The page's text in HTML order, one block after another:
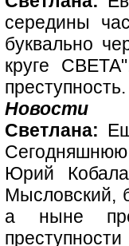
середины
буквально
круге
преступность.
Новости
Светлана:
Сегодняшнюю
Юрий
Мысловский,
а ныне